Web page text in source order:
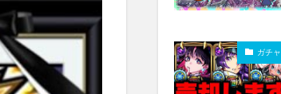
ガチャ